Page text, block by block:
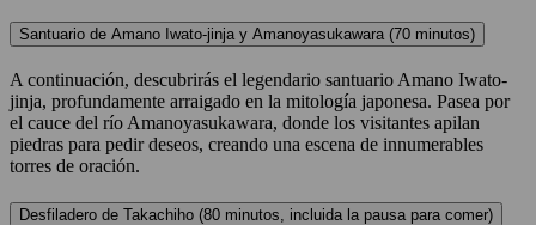
Santuario de Amano Iwato-jinja y Amanoyasukawara (70 minutos)
A continuación, descubrirás el legendario santuario Amano Iwato-
jinja, profundamente arraigado en la mitología japonesa. Pasea por
el cauce del río Amanoyasukawara, donde los visitantes apilan
piedras para pedir deseos, creando una escena de innumerables
torres de oración.
Desfiladero de Takachiho (80 minutos, incluida la pausa para comer)